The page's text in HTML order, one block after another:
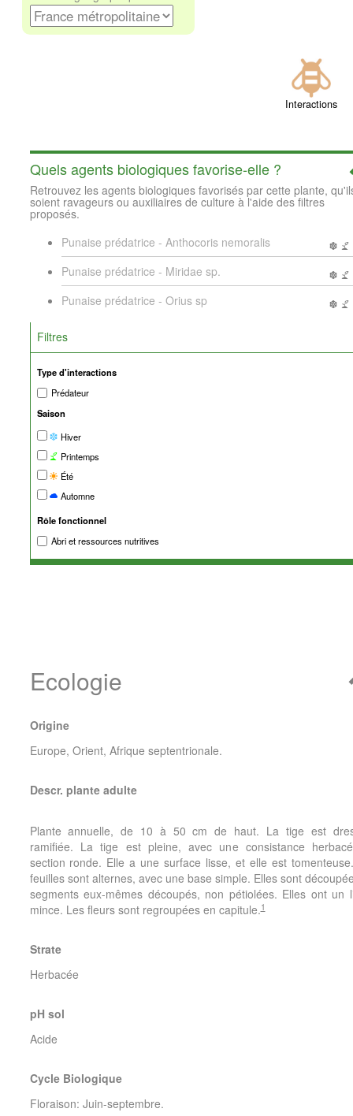
Interactions
Quels agents biologiques favorise-elle ?
Retrouvez les agents biologiques favorisés par cette plante,
soient ravageurs ou auxiliaires de culture à l'aide des filtres
proposés.
Punaise prédatrice - Anthocoris nemoralis
Punaise prédatrice - Miridae sp.
Punaise prédatrice - Orius sp
Filtres
Type d'interactions
Prédateur
Saison
Hiver
Printemps
Été
Automne
Rôle fonctionnel
Abri et ressources nutritives
Ecologie
Origine
Europe, Orient, Afrique septentrionale.
Descr. plante adulte
Plante annuelle, de 10 à 50 cm de haut. La tige est
ramifiée. La tige est pleine, avec une consistance
section ronde. Elle a une surface lisse, et elle est
feuilles sont alternes, avec une base simple. Elles sont
segments eux-mêmes découpés, non pétiolées. Elles ont un
mince. Les fleurs sont regroupées en capitule.1
Strate
Herbacée
pH sol
Acide
Cycle Biologique
Floraison: Juin-septembre.